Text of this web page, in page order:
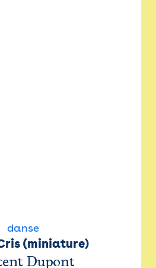
danse
(miniature)
Dupont